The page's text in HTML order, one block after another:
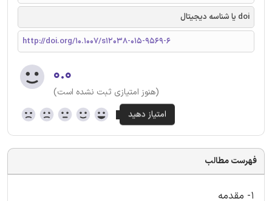
doi یا شناسه دیجیتال
http://doi.org/10.1007/s12038-015-9569-6
۰.۰
(هنوز امتیازی ثبت نشده است)
فهرست مطالب
1- مقدمه